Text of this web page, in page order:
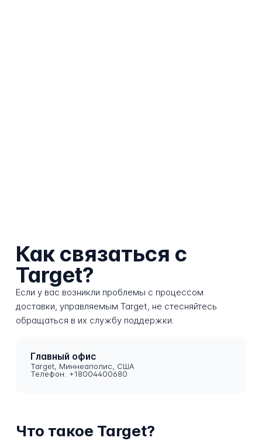
Как связаться с
Target?
Если у вас возникли проблемы с процессом
доставки, управляемым Target, не стесняйтесь
обращаться в их службу поддержки.
Главный офис
Target, Миннеаполис, США
Телефон: +18004400680
Что такое Target?